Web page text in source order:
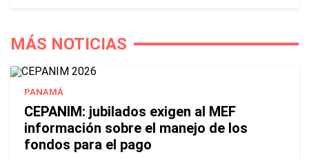
MÁS NOTICIAS
PANAMÁ
CEPANIM: jubilados exigen al MEF
información sobre el manejo de los
fondos para el pago